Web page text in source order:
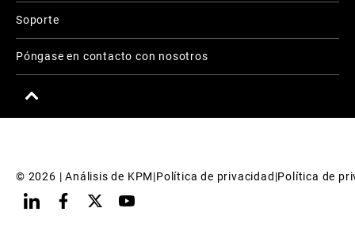
Soporte
Póngase en contacto con nosotros
© 2026 | Análisis de KPM|Política de privacidad |Política de